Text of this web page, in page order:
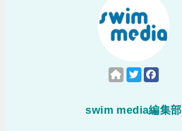
swim media編集部